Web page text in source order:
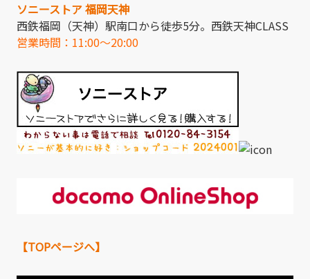
ソニーストア 福岡天神
西鉄福岡（天神）駅南口から徒歩5分。西鉄天神CLASS
営業時間：11:00～20:00
【TOPページへ】